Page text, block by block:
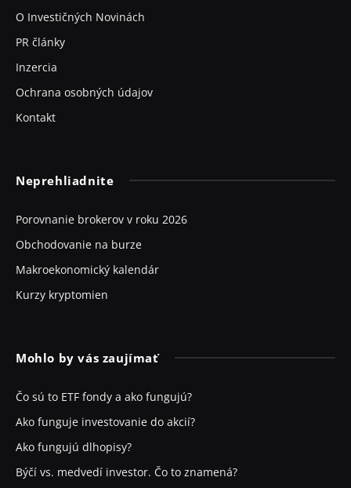
O Investičných Novinách
PR články
Inzercia
Ochrana osobných údajov
Kontakt
Neprehliadnite
Porovnanie brokerov v roku 2026
Obchodovanie na burze
Makroekonomický kalendár
Kurzy kryptomien
Mohlo by vás zaujímať
Čo sú to ETF fondy a ako fungujú?
Ako funguje investovanie do akcií?
Ako fungujú dlhopisy?
Býčí vs. medvedí investor. Čo to znamená?